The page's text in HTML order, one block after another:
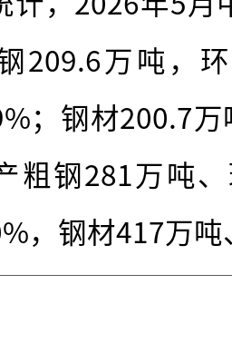
209.6万吨，
；钢材200.7
粗钢281万吨
，钢材417万